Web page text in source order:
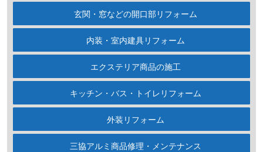
玄関・窓などの開口部リフォーム
内装・室内建具リフォーム
エクステリア商品の施工
キッチン・バス・トイレリフォーム
外装リフォーム
三協アルミ商品修理・メンテナンス